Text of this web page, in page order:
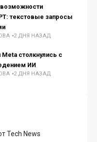
текстовые запросы
2 ДНЯ НАЗАД
столкнулись с
ИИ
2 ДНЯ НАЗАД
Tech News